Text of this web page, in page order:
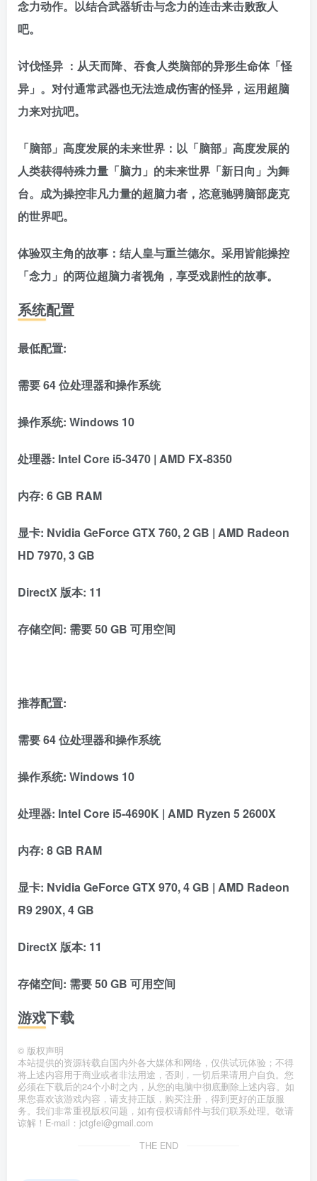
念力动作。以结合武器斩击与念力的连击来击败敌人
吧。
讨伐怪异 ：从天而降、吞食人类脑部的异形生命体「怪
异」。对付通常武器也无法造成伤害的怪异，运用超脑
力来对抗吧。
「脑部」高度发展的未来世界：以「脑部」高度发展的
人类获得特殊力量「脑力」的未来世界「新日向」为舞
台。成为操控非凡力量的超脑力者，恣意驰骋脑部庞克
的世界吧。
体验双主角的故事：结人皇与重兰德尔。采用皆能操控
「念力」的两位超脑力者视角，享受戏剧性的故事。
系统配置
最低配置:
需要 64 位处理器和操作系统
操作系统: Windows 10
处理器: Intel Core i5-3470 | AMD FX-8350
内存: 6 GB RAM
显卡: Nvidia GeForce GTX 760, 2 GB | AMD Radeon
HD 7970, 3 GB
DirectX 版本: 11
存储空间: 需要 50 GB 可用空间
推荐配置:
需要 64 位处理器和操作系统
操作系统: Windows 10
处理器: Intel Core i5-4690K | AMD Ryzen 5 2600X
内存: 8 GB RAM
显卡: Nvidia GeForce GTX 970, 4 GB | AMD Radeon
R9 290X, 4 GB
DirectX 版本: 11
存储空间: 需要 50 GB 可用空间
游戏下载
© 版权声明
本站提供的资源转载自国内外各大媒体和网络，仅供试玩体验；不得
将上述内容用于商业或者非法用途，否则，一切后果请用户自负。您
必须在下载后的24个小时之内，从您的电脑中彻底删除上述内容。如
果您喜欢该游戏内容，请支持正版，购买注册，得到更好的正版服
务。我们非常重视版权问题，如有侵权请邮件与我们联系处理。敬请
谅解！E-mail：jctgfei@gmail.com
THE END